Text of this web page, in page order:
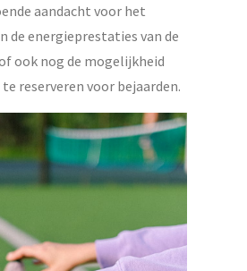
aandacht voor het
de energieprestaties van de
ook nog de mogelijkheid
reserveren voor bejaarden.